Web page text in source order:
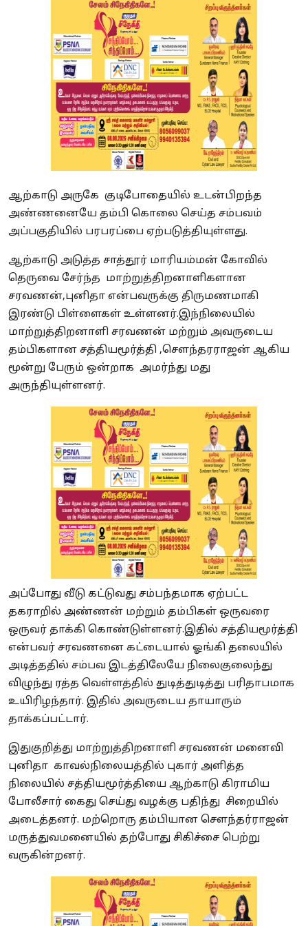
ஆற்காடு அருகே குடிபோதையில் உடன்பிறந்த
அண்ணனையே தம்பி கொலை செய்த சம்பவம்
அப்பகுதியில் பரபரப்பை ஏற்படுத்தியுள்ளது.
ஆற்காடு அடுத்த சாத்தூர் மாரியம்மன் கோவில்
தெருவை சேர்ந்த மாற்றுத்திறனாளிகளான
சரவணன்,புனிதா என்பவருக்கு திருமணமாகி
இரண்டு பிள்ளைகள் உள்ளனர்.இந்நிலையில்
மாற்றுத்திறனாளி சரவணன் மற்றும் அவருடைய
தம்பிகளான சத்தியமூர்த்தி ,சௌந்தரராஜன் ஆகிய
மூன்று பேரும் ஒன்றாக அமர்ந்து மது
அருந்தியுள்ளனர்.
அப்போது வீடு கட்டுவது சம்பந்தமாக ஏற்பட்ட
தகராறில் அண்ணன் மற்றும் தம்பிகள் ஒருவரை
ஒருவர் தாக்கி கொண்டுள்ளனர்.இதில் சத்தியமூர்த்தி
என்பவர் சரவணனை கட்டையால் ஓங்கி தலையில்
அடித்ததில் சம்பவ இடத்திலேயே நிலைகுலைந்து
விழுந்து ரத்த வெள்ளத்தில் துடித்துடித்து பரிதாபமாக
உயிரிழந்தார். இதில் அவருடைய தாயாரும்
தாக்கப்பட்டார்.
இதுகுறித்து மாற்றுத்திறனாளி சரவணன் மனைவி
புனிதா காவல்நிலையத்தில் புகார் அளித்த
நிலையில் சத்தியமூர்த்தியை ஆற்காடு கிராமிய
போலீசார் கைது செய்து வழக்கு பதிந்து சிறையில்
அடைத்தனர். மற்றொரு தம்பியான சௌந்தர்ராஜன்
மருத்துவமனையில் தற்போது சிகிச்சை பெற்று
வருகின்றனர்.